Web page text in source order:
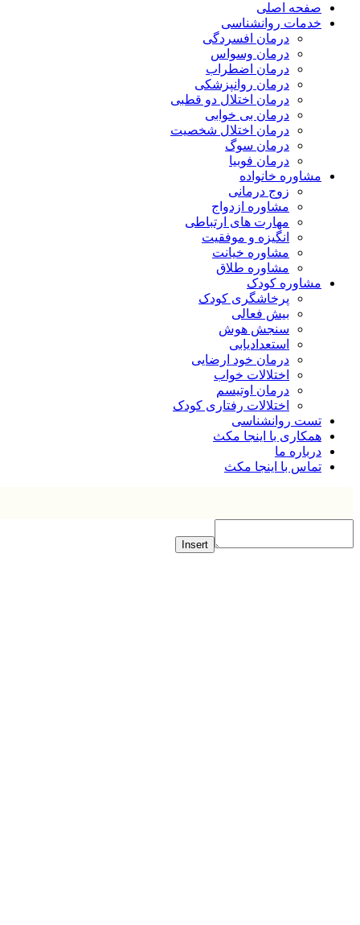
صفحه اصلی
خدمات روانشناسی
درمان افسردگی
درمان وسواس
درمان اضطراب
درمان روانپزشکی
درمان اختلال دو قطبی
درمان بی خوابی
درمان اختلال شخصیت
درمان سوگ
درمان فوبیا
مشاوره خانواده
زوج درمانی
مشاوره ازدواج
مهارت های ارتباطی
انگیزه و موفقیت
مشاوره خیانت
مشاوره طلاق
مشاوره کودک
پرخاشگری کودک
بیش فعالی
سنجش هوش
استعدادیابی
درمان خود ارضایی
اختلالات خواب
درمان اوتیسم
اختلالات رفتاری کودک
تست روانشناسی
همکاری با اینجا مکث
درباره ما
تماس با اینجا مکث
Insert